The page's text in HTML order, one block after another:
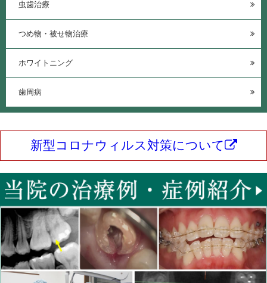
虫歯治療
つめ物・被せ物治療
ホワイトニング
歯周病
新型コロナウィルス対策について